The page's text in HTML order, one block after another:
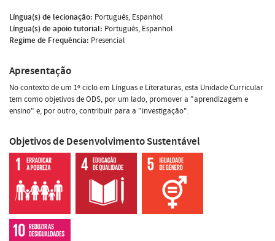
Língua(s) de lecionação: Português, Espanhol
Língua(s) de apoio tutorial: Português, Espanhol
Regime de Frequência: Presencial
Apresentação
No contexto de um 1º ciclo em Línguas e Literaturas, esta Unidade Curricular
tem como objetivos de ODS, por um lado, promover a "aprendizagem e
ensino" e, por outro, contribuir para a "investigação".
Objetivos de Desenvolvimento Sustentável